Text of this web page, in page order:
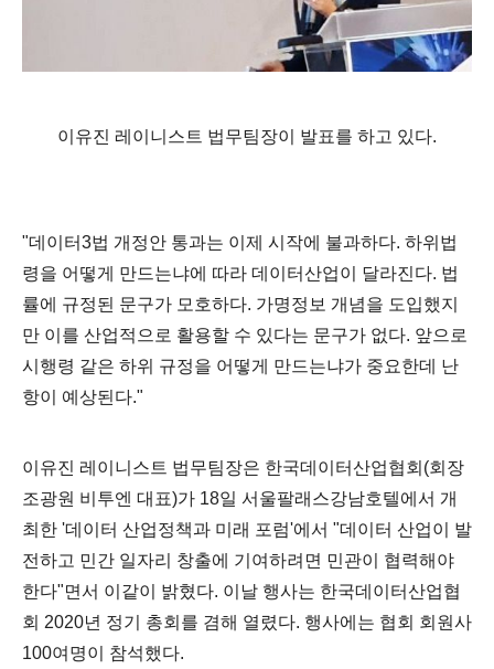
이유진 레이니스트 법무팀장이 발표를 하고 있다.
"데이터3법 개정안 통과는 이제 시작에 불과하다. 하위법
령을 어떻게 만드는냐에 따라 데이터산업이 달라진다. 법
률에 규정된 문구가 모호하다. 가명정보 개념을 도입했지
만 이를 산업적으로 활용할 수 있다는 문구가 없다. 앞으로
시행령 같은 하위 규정을 어떻게 만드는냐가 중요한데 난
항이 예상된다."
이유진 레이니스트 법무팀장은 한국데이터산업협회(회장
조광원 비투엔 대표)가 18일 서울팔래스강남호텔에서 개
최한 '데이터 산업정책과 미래 포럼'에서 "데이터 산업이 발
전하고 민간 일자리 창출에 기여하려면 민관이 협력해야
한다"면서 이같이 밝혔다. 이날 행사는 한국데이터산업협
회 2020년 정기 총회를 겸해 열렸다. 행사에는 협회 회원사
100여명이 참석했다.